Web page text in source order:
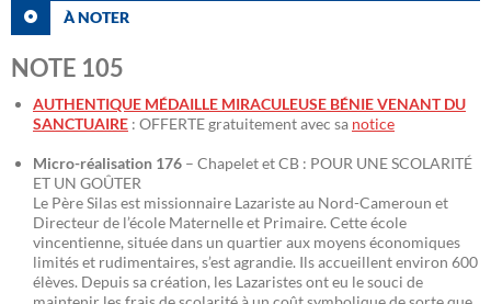
À NOTER
NOTE 105
AUTHENTIQUE MÉDAILLE MIRACULEUSE BÉNIE VENANT DU
SANCTUAIRE : OFFERTE gratuitement avec sa notice
Micro-réalisation 176 – Chapelet et CB : POUR UNE SCOLARITÉ
ET UN GOÛTER
Le Père Silas est missionnaire Lazariste au Nord-Cameroun et
Directeur de l’école Maternelle et Primaire. Cette école
vincentienne, située dans un quartier aux moyens économiques
limités et rudimentaires, s’est agrandie. Ils accueillent environ 600
élèves. Depuis sa création, les Lazaristes ont eu le souci de